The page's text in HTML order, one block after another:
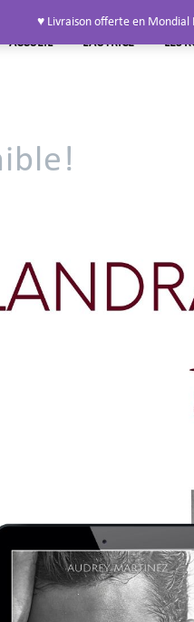
ACCUEIL L’AUTRICE LES
♥ Livraison offerte en Mondial